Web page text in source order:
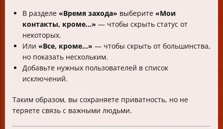
В разделе «Время захода» выберите «Мои
контакты, кроме...» — чтобы скрыть статус от
некоторых.
Или «Все, кроме...» — чтобы скрыть от большинства,
но показать нескольким.
Добавьте нужных пользователей в список
исключений.
Таким образом, вы сохраняете приватность, но не
теряете связь с важными людьми.